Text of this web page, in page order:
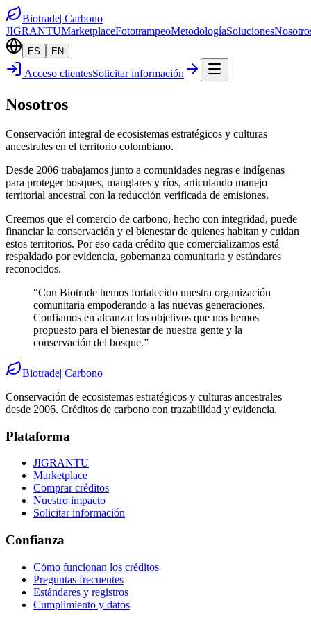
Biotrade| Carbono
JIGRANTUMarketplaceFototrampeoMetodologíaSoluciones
ES EN
Acceso clientesSolicitar información
Nosotros
Conservación integral de ecosistemas estratégicos y culturas
ancestrales en el territorio colombiano.
Desde 2006 trabajamos junto a comunidades negras e indígenas
para proteger bosques, manglares y ríos, articulando manejo
territorial ancestral con la reducción verificada de emisiones.
Creemos que el comercio de carbono, hecho con integridad, puede
financiar la conservación y el bienestar de quienes habitan y cuidan
estos territorios. Por eso cada crédito que comercializamos está
respaldado por evidencia, gobernanza comunitaria y estándares
reconocidos.
“Con Biotrade hemos fortalecido nuestra organización
comunitaria empoderando a las nuevas generaciones.
Confiamos en alcanzar los objetivos que nos hemos
propuesto para el bienestar de nuestra gente y la
conservación del bosque.”
Biotrade| Carbono
Conservación de ecosistemas estratégicos y culturas ancestrales
desde 2006. Créditos de carbono con trazabilidad y evidencia.
Plataforma
JIGRANTU
Marketplace
Comprar créditos
Nuestro impacto
Solicitar información
Confianza
Cómo funcionan los créditos
Preguntas frecuentes
Estándares y registros
Cumplimiento y datos